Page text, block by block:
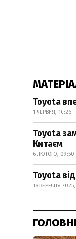
Toyota
1 ЧЕРВНЯ, 10:26
Toyota
Китаєм
6 ЛЮТОГО, 09:50
Toyota
18 ВЕРЕСНЯ 2025,